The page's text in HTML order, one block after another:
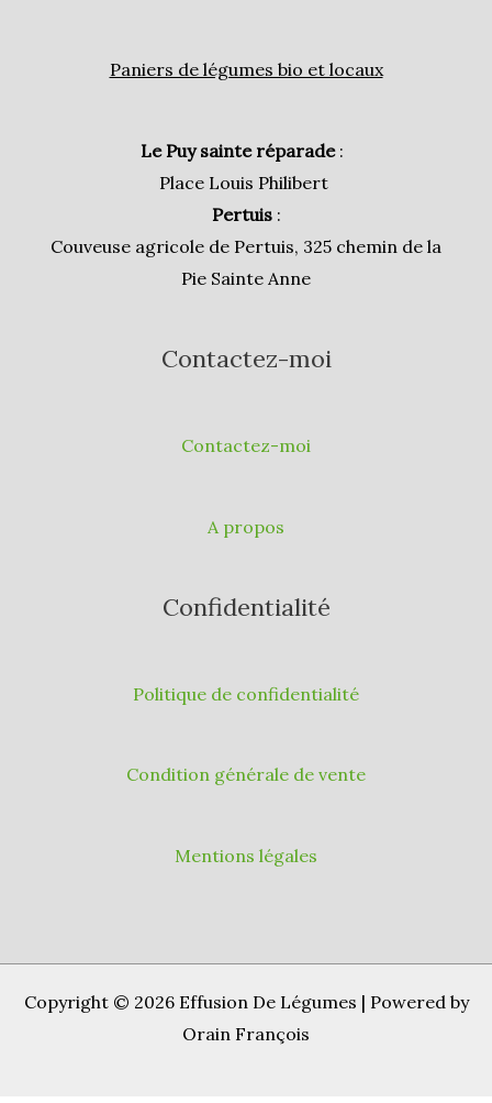
Paniers de légumes bio et locaux
Le Puy sainte réparade:
Place Louis Philibert
Pertuis:
Couveuse agricole de Pertuis, 325 chemin de la
Pie Sainte Anne
Contactez-moi
Contactez-moi
A propos
Confidentialité
Politique de confidentialité
Condition générale de vente
Mentions légales
Copyright © 2026 Effusion De Légumes | Powered by
Orain François